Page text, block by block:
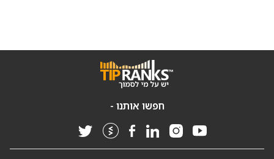
חפשו אותנו -